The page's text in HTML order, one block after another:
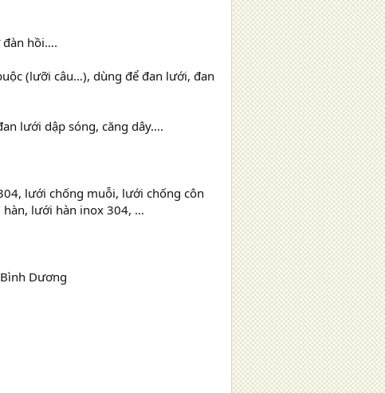
đàn hồi….
(lưỡi câu…), dùng để đan lưới, đan
lưới dập sóng, căng dây….
lưới chống muỗi, lưới chống côn
lưới hàn inox 304, …
Dương